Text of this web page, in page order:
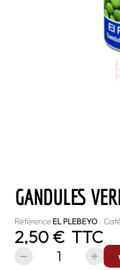
GANDULES
RéférenceEL PLEBEYO
2,50 € TTC